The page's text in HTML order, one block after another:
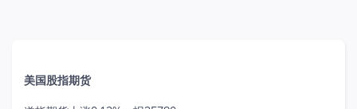
美国股指期货